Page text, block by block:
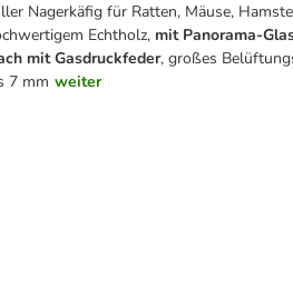
Nagerkäfig für Ratten, Mäuse,
Echtholz, mit Panorama-
mit Gasdruckfeder, großes
7 mm weiter